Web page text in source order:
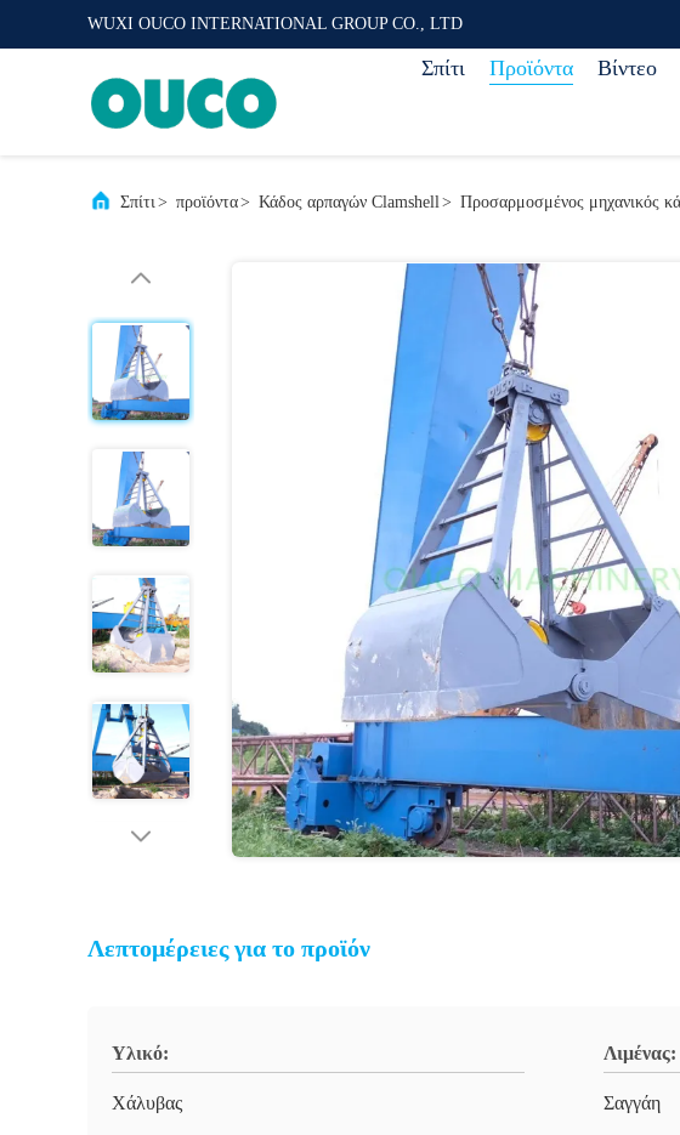
WUXI OUCO INTERNATIONAL GROUP CO., LTD
Σπίτι Προϊόντα Βίντεο
Σπίτι> προϊόντα> Κάδος αρπαγών Clamshell> Προσαρμοσμένος μηχανικός
Λεπτομέρειες για το προϊόν
Υλικό:
Χάλυβας
Λιμένας:
Σαγγάη